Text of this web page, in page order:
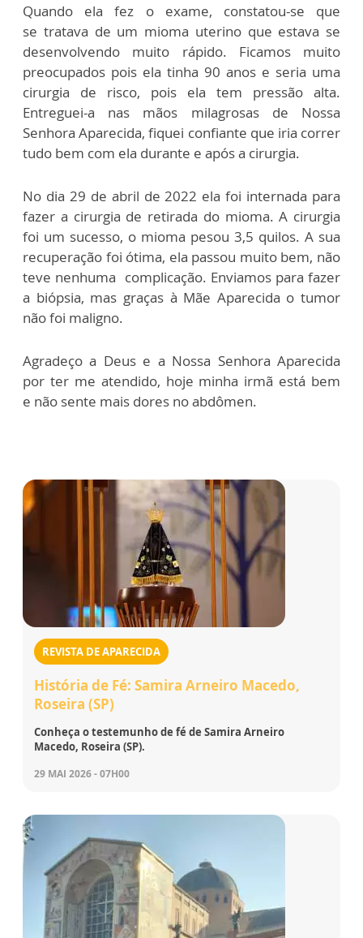
Quando elafez o exame, constatou-se que
se tratava de um mioma uterino que estava se
desenvolvendo muito rápido. Ficamos muito
preocupados pois ela tinha 90 anos e seria uma
cirurgia de risco, pois ela tem pressão alta.
Entreguei-a nas mãos milagrosas de Nossa
Senhora Aparecida,fiquei confiante que iria correr
tudo bem com ela durante e após a cirurgia.
No dia 29 de abril de 2022 ela foi internada para
fazer a cirurgia de retirada do mioma. A cirurgia
foi um sucesso, o mioma pesou 3,5 quilos. A sua
recuperação foi ótima, ela passou muito bem, não
teve nenhuma complicação. Enviamos para fazer
a biópsia, mas graças à Mãe Aparecida o tumor
não foi maligno.
Agradeçoa Deus e a Nossa Senhora Aparecida
por ter me atendido, hoje minha irmã está bem
e não sente mais dores no abdômen.
REVISTA DE APARECIDA
História de Fé: Samira Arneiro Macedo,
Roseira (SP)
Conheça o testemunho de fé de Samira Arneiro
Macedo, Roseira (SP).
29 MAI 2026 - 07H00